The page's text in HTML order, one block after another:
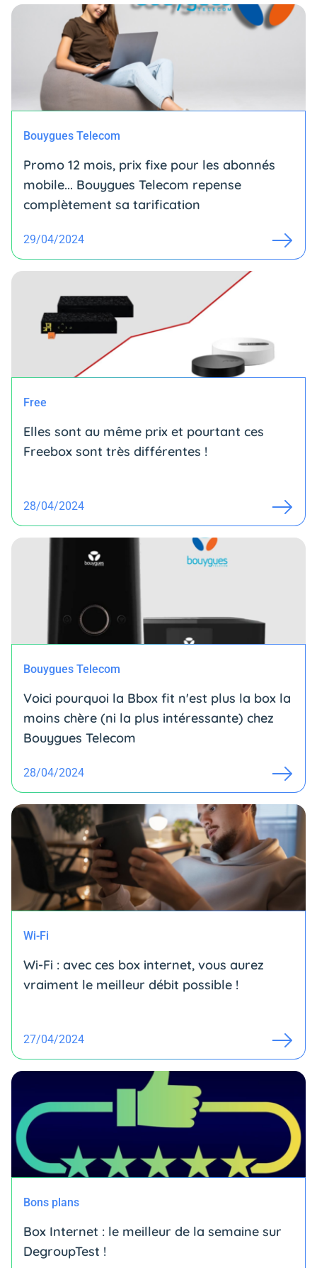
Bouygues Telecom
Promo 12 mois, prix fixe pour les abonnés
mobile... Bouygues Telecom repense
complètement sa tarification
29/04/2024
Free
Elles sont au même prix et pourtant ces
Freebox sont très différentes !
28/04/2024
Bouygues Telecom
Voici pourquoi la Bbox fit n'est plus la box la
moins chère (ni la plus intéressante) chez
Bouygues Telecom
28/04/2024
Wi-Fi
Wi-Fi : avec ces box internet, vous aurez
vraiment le meilleur débit possible !
27/04/2024
Bons plans
Box Internet : le meilleur de la semaine sur
DegroupTest !